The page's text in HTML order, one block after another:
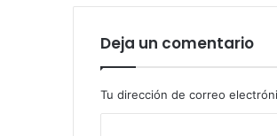
Deja un comentario
Tu dirección de correo